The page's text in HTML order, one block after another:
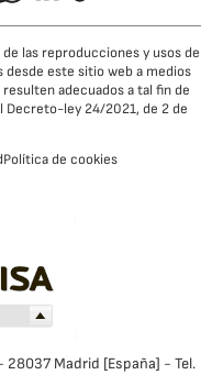
de las reproducciones y usos de
desde este sitio web a medios
adecuados a tal fin de
Decreto-ley 24/2021, de 2 de
Política de cookies
28037 Madrid [España] - Tel.